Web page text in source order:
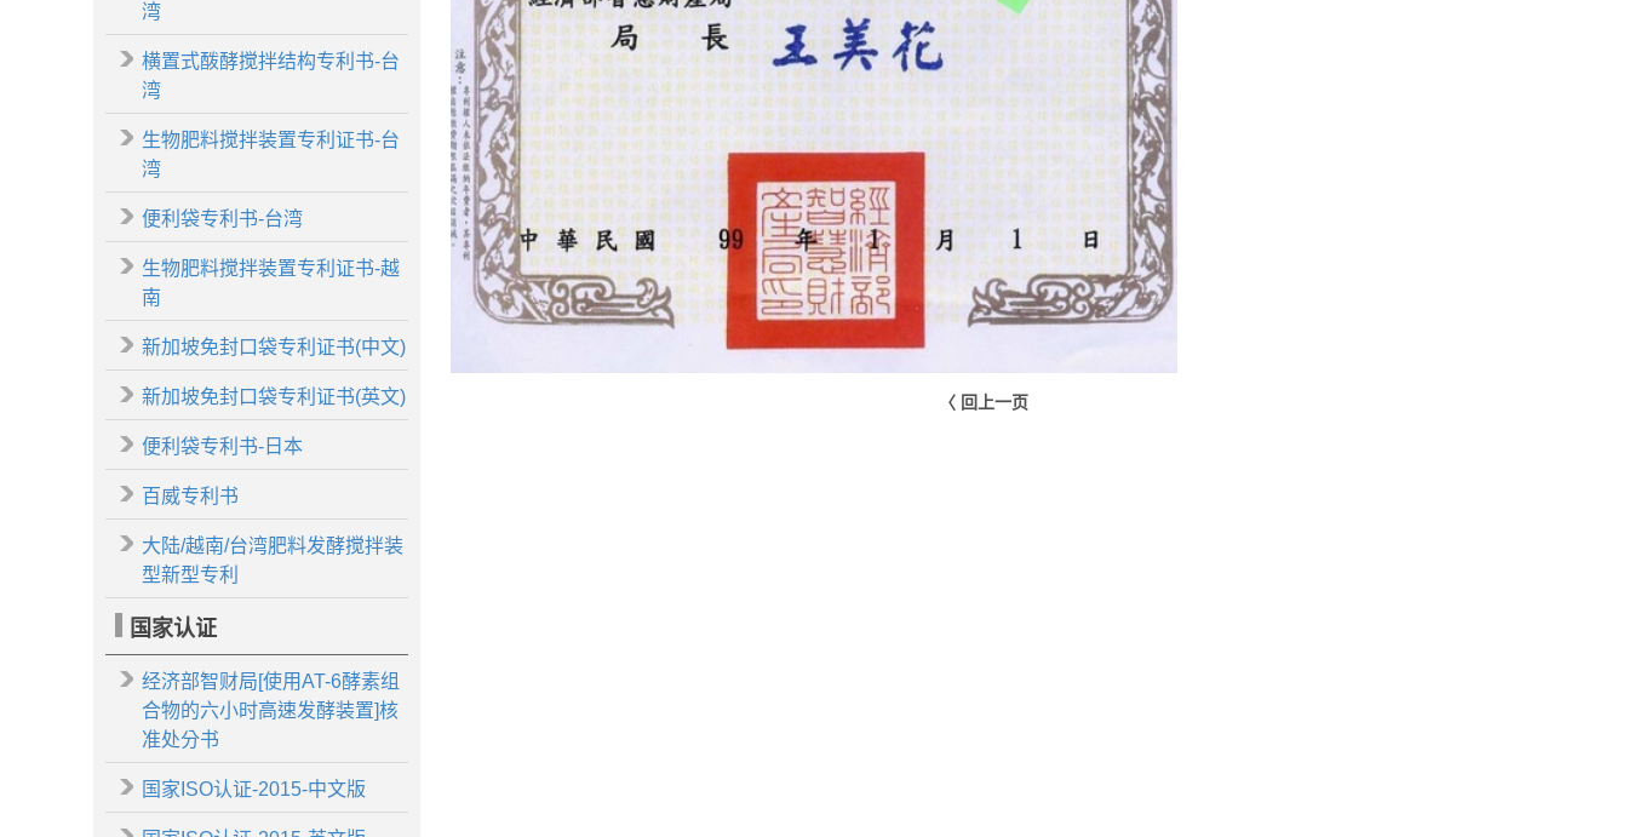
湾
横置式酦酵搅拌结构专利书-台
湾
生物肥料搅拌装置专利证书-台
湾
便利袋专利书-台湾
生物肥料搅拌装置专利证书-越
南
新加坡免封口袋专利证书(中文)
新加坡免封口袋专利证书(英文)
便利袋专利书-日本
百威专利书
大陆/越南/台湾肥料发酵搅拌装
型新型专利
国家认证
经济部智财局[使用AT-6酵素组
合物的六小时高速发酵装置]核
准处分书
国家ISO认证-2015-中文版
〈 回上一页